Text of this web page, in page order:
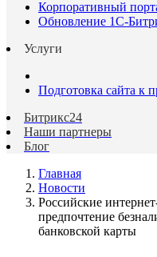
Корпоративный
Обновление 1С-
Услуги
Подготовка сайта к
Битрикс24
Наши партнеры
Блог
Главная
Новости
Российские
предпочтение
банковской карты